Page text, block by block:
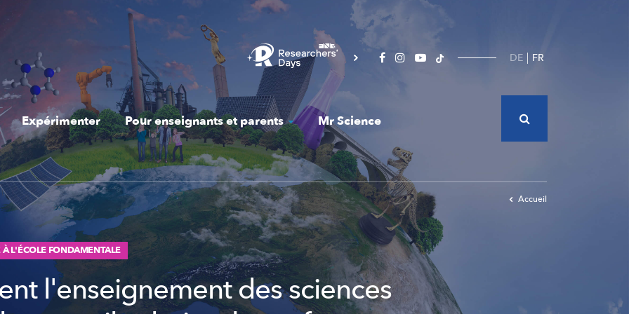
DE FR
Expérimenter Pour enseignants et parents Mr Science
Accueil
L'ÉCOLE FONDAMENTALE
l'enseignement des sciences